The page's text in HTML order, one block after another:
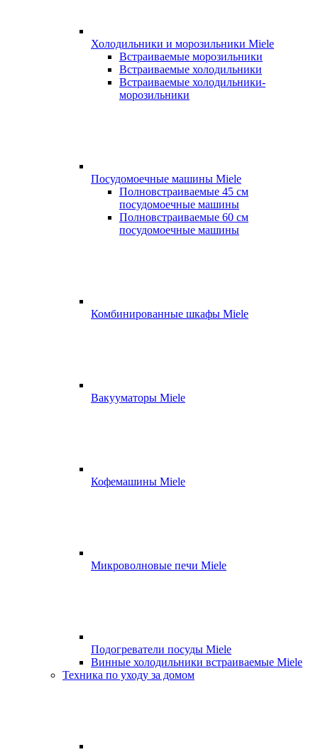
Холодильники и морозильники Miele
Встраиваемые морозильники
Встраиваемые холодильники
Встраиваемые холодильники-
морозильники
Посудомоечные машины Miele
Полновстраиваемые 45 см
посудомоечные машины
Полновстраиваемые 60 см
посудомоечные машины
Комбинированные шкафы Miele
Вакууматоры Miele
Кофемашины Miele
Микроволновые печи Miele
Подогреватели посуды Miele
Винные холодильники встраиваемые Miele
Техника по уходу за домом